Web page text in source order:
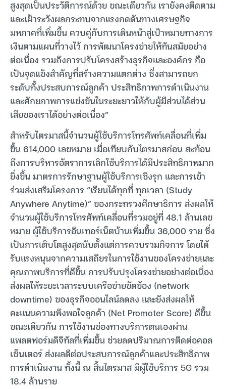
สูงสุดเป็นประวัติการณ์ด้วย ขณะเดียวกัน เรายังคงติดตาม
และเฝ้าระวังผลกระทบจากแรงกดดันทางเศรษฐกิจ
มหภาคที่เพิ่มขึ้น ควบคู่กับการเดินหน้าสู่เป้าหมายทางการ
เงินตามแผนที่วางไว้ การพัฒนาโครงข่ายให้ทันสมัยอย่าง
ต่อเนื่อง รวมถึงการปรับโครงสร้างธุรกิจและองค์กร ถือ
เป็นจุดแข็งสำคัญที่สร้างความแตกต่าง ซึ่งสามารถยก
ระดับทั้งประสบการณ์ลูกค้า ประสิทธิภาพการดำเนินงาน
และศักยภาพการแข่งขันในระยะยาวให้กับผู้มีส่วนได้ส่วน
เสียของเราได้อย่างต่อเนื่อง”
สำหรับไตรมาสนี้จำนวนผู้ใช้บริการโทรศัพท์เคลื่อนที่เพิ่ม
ขึ้น 614,000 เลขหมาย เมื่อเทียบกับไตรมาสก่อน สะท้อน
ถึงการบริหารอัตราการเลิกใช้บริการได้มีประสิทธิภาพมาก
ยิ่งขึ้น มาตรการรักษาฐานผู้ใช้บริการเชิงรุก และการเข้า
ร่วมส่งเสริมโครงการ “เรียนได้ทุกที่ ทุกเวลา (Study
Anywhere Anytime)” ของกระทรวงศึกษาธิการ ส่งผลให้
จำนวนผู้ใช้บริการโทรศัพท์เคลื่อนที่รวมอยู่ที่ 48.1 ล้านเลข
หมาย ผู้ใช้บริการอินเทอร์เน็ตบ้านเพิ่มขึ้น 36,000 ราย ซึ่ง
เป็นการเติบโตสูงสุดนับตั้งแต่การควบรวมกิจการ โดยได้
รับแรงหนุนจากความเสถียรในการใช้งานของโครงข่ายและ
คุณภาพบริการที่ดีขึ้น การปรับปรุงโครงข่ายอย่างต่อเนื่อง
ส่งผลให้ระยะเวลาระบบเครือข่ายขัดข้อง (network
downtime) ของธุรกิจออนไลน์ลดลง และยังส่งผลให้
คะแนนความพึงพอใจลูกค้า (Net Promoter Score) ดีขึ้น
ขณะเดียวกัน การใช้งานช่องทางบริการตนเองผ่าน
แพลตฟอร์มดิจิทัลที่เพิ่มขึ้น ช่วยลดปริมาณการติดต่อคอล
เซ็นเตอร์ ส่งผลดีต่อประสบการณ์ลูกค้าและประสิทธิภาพ
การดำเนินงาน ทั้งนี้ ณ สิ้นไตรมาส มีผู้ใช้บริการ 5G รวม
18.4 ล้านราย